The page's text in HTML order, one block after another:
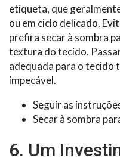
etiqueta, que
ou em ciclo delicado.
prefira secar à sombra
textura do tecido.
adequada para o tecido
impecável.
Seguir as
Secar à sombra
6. Um